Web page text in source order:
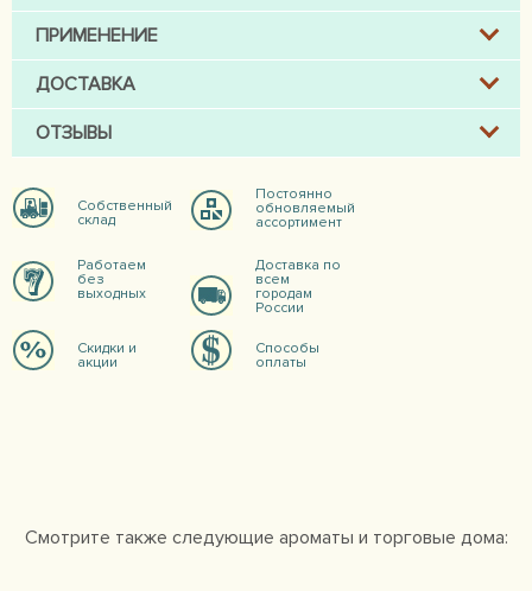
ПРИМЕНЕНИЕ
ДОСТАВКА
ОТЗЫВЫ
Собственный
склад
Постоянно
обновляемый
ассортимент
Работаем
без
выходных
Доставка по
всем
городам
России
Скидки и
акции
Способы
оплаты
Смотрите также следующие ароматы и торговые дома: